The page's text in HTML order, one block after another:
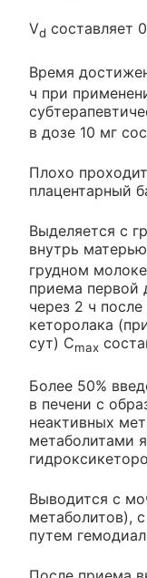
Vd составляет
Время
ч при
в дозе 10 мг
Плохо
плацентарный
Выделяется с
внутрь
грудном
приема первой
через 2 ч
кеторолака
сут) Cmax
Более 50%
в печени с
неактивных
метаболитами
Выводится с
метаболитов),
путем